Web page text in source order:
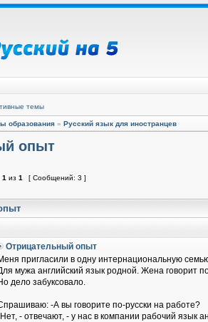
темы
образования » Русский язык для иностранцев
опыт
1 из 1
[ Сообщений: 3 ]
Отрицательный опыт
пригласили в одну интернациональную
мужа английский язык родной. Жена говорит
дело забуксовало.
-А вы говорите по-русски на работе?
- отвечают, - у нас в компании рабочий язык